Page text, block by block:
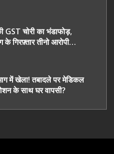
GST चोरी का भंडाफोड़,
के गिरफ़्तार तीनो आरोपी
में खेला! तबादले पर मेडिकल
के साथ घर वापसी?